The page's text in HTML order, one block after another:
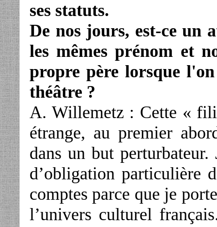
ses statuts.
De nos jours, est-ce un
les mêmes prénom et
propre père lorsque
théâtre ?
A. Willemetz : Cette «
étrange, au premier
dans un but perturbateur.
d’obligation particulière
comptes parce que je
l’univers culturel